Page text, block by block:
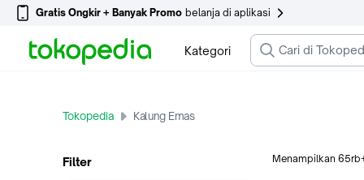
Gratis Ongkir + Banyak Promo belanja di aplikasi
Kategori
Tokopedia Kalung Emas
Filter Menampilkan